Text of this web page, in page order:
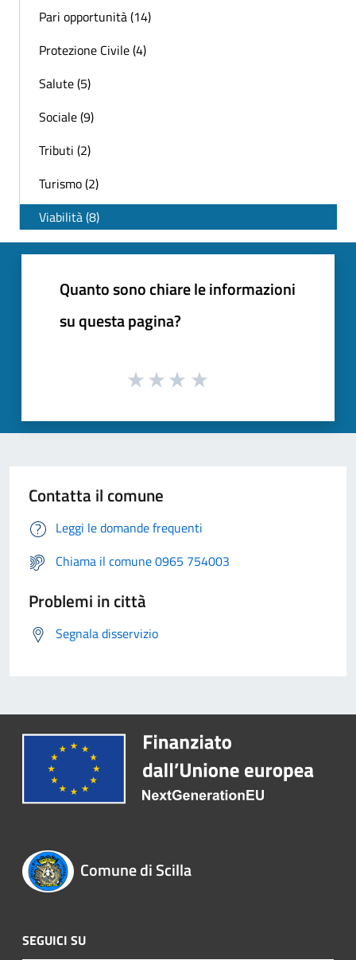
Pari opportunità (14)
Protezione Civile (4)
Salute (5)
Sociale (9)
Tributi (2)
Turismo (2)
Viabilità (8)
Quanto sono chiare le informazioni
su questa pagina?
Contatta il comune
Leggi le domande frequenti
Chiama il comune 0965 754003
Problemi in città
Segnala disservizio
Comune di Scilla
SEGUICI SU